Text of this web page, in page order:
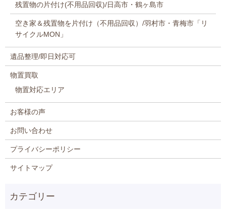
残置物の片付け(不用品回収)/日高市・鶴ヶ島市
空き家＆残置物を片付け（不用品回収）/羽村市・青梅市「リ
サイクルMON」
遺品整理/即日対応可
物置買取
物置対応エリア
お客様の声
お問い合わせ
プライバシーポリシー
サイトマップ